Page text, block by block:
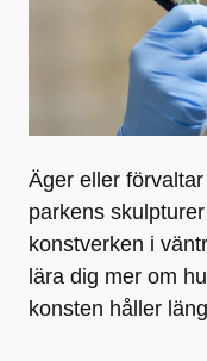
Äger eller
parkens
konstverken i
lära dig mer om
konsten håller